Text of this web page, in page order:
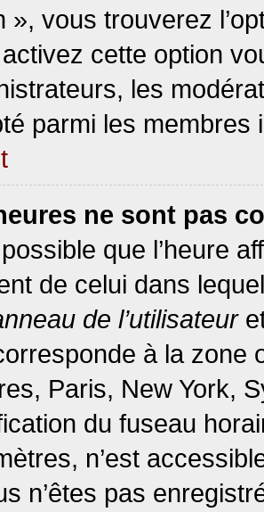
», vous trouverez
cette option
les
parmi les membres
ne sont pas
que l’heure
de celui dans
de l’utilisateur
à la
Paris, New York,
du fuseau
n’est
n’êtes pas